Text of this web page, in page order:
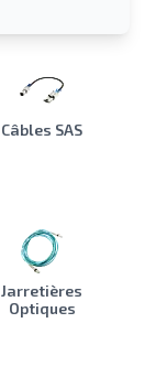
Câbles SAS
Jarretières
Optiques